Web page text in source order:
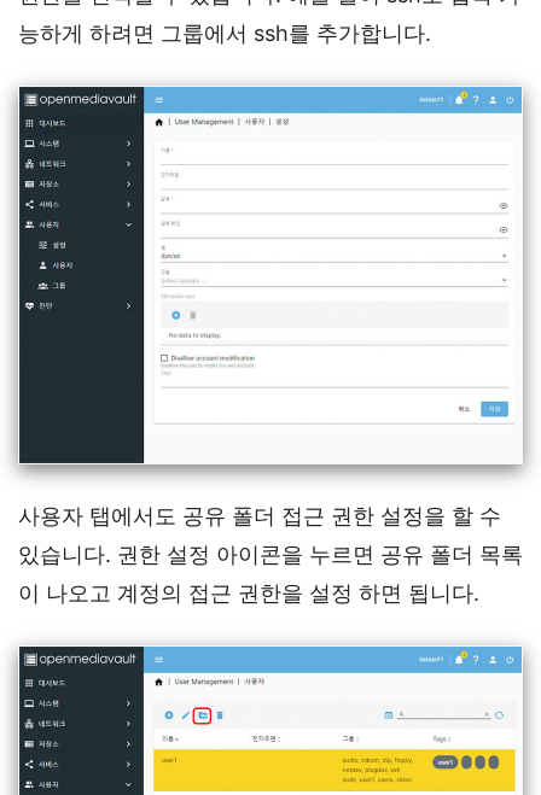
능하게 하려면 그룹에서 ssh를 추가합니다.
사용자 탭에서도 공유 폴더 접근 권한 설정을 할 수
있습니다. 권한 설정 아이콘을 누르면 공유 폴더 목록
이 나오고 계정의 접근 권한을 설정 하면 됩니다.